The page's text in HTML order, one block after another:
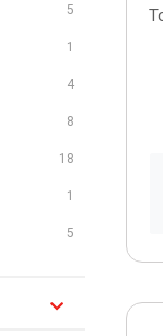
5
1
4
8
18
1
5